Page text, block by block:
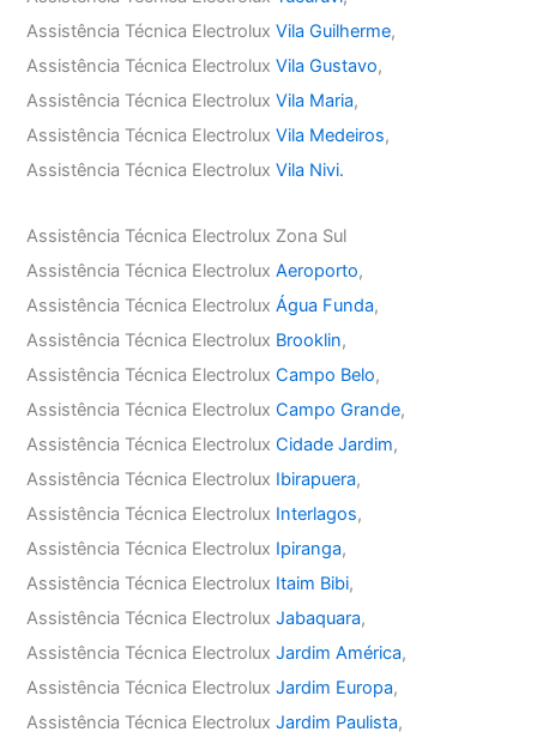
Assistência Técnica ElectroluxVila Guilherme,
Assistência Técnica ElectroluxVila Gustavo,
Assistência Técnica ElectroluxVila Maria,
Assistência Técnica ElectroluxVila Medeiros,
Assistência Técnica ElectroluxVila Nivi.
Assistência Técnica Electrolux Zona Sul
Assistência Técnica ElectroluxAeroporto,
Assistência Técnica ElectroluxÁgua Funda,
Assistência Técnica Electrolux Brooklin,
Assistência Técnica ElectroluxCampo Belo,
Assistência Técnica ElectroluxCampo Grande,
Assistência Técnica ElectroluxCidade Jardim,
Assistência Técnica Electrolux Ibirapuera,
Assistência Técnica Electrolux Interlagos,
Assistência Técnica Electrolux Ipiranga,
Assistência Técnica Electrolux Itaim Bibi,
Assistência Técnica ElectroluxJabaquara,
Assistência Técnica ElectroluxJardim América,
Assistência Técnica ElectroluxJardim Europa,
Assistência Técnica ElectroluxJardim Paulista,